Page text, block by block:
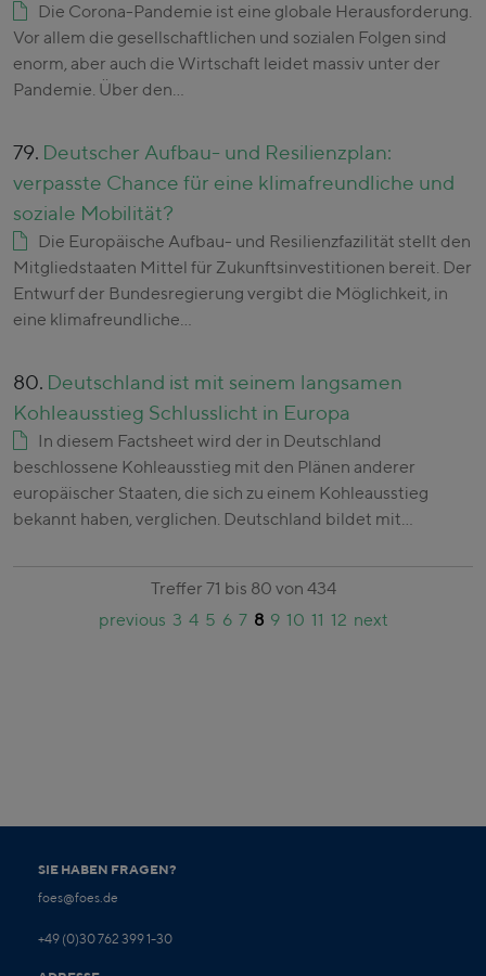
Die Corona-Pandemie ist eine globale Herausforderung.
Vor allem die gesellschaftlichen und sozialen Folgen sind
enorm, aber auch die Wirtschaft leidet massiv unter der
Pandemie. Über den…
79. Deutscher Aufbau- und Resilienzplan:
verpasste Chance für eine klimafreundliche und
soziale Mobilität?
Die Europäische Aufbau- und Resilienzfazilität stellt den
Mitgliedstaaten Mittel für Zukunftsinvestitionen bereit. Der
Entwurf der Bundesregierung vergibt die Möglichkeit, in
eine klimafreundliche…
80. Deutschland ist mit seinem langsamen
Kohleausstieg Schlusslicht in Europa
In diesem Factsheet wird der in Deutschland
beschlossene Kohleausstieg mit den Plänen anderer
europäischer Staaten, die sich zu einem Kohleausstieg
bekannt haben, verglichen. Deutschland bildet mit…
Treffer 71 bis 80 von 434
previous 3 4 5 6 7 8 9 10 11 12 next
SIE HABEN FRAGEN?
foes@foes.de
+49 (0)30 762 399 1-30